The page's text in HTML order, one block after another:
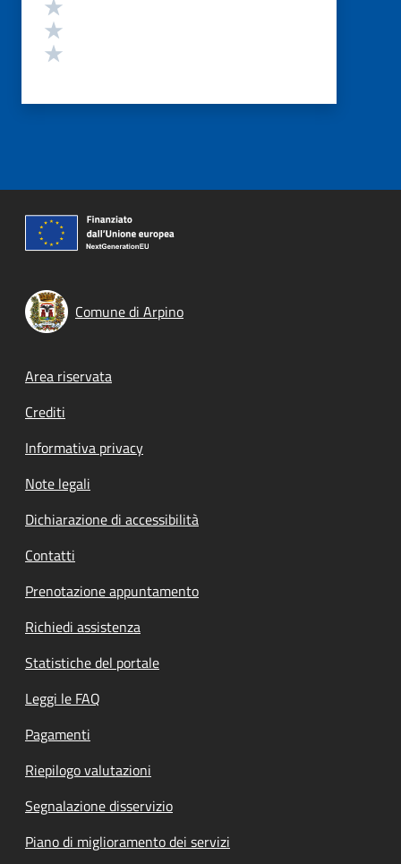
Comune di Arpino
Footer menu
Area riservata
Crediti
Informativa privacy
Note legali
Dichiarazione di accessibilità
Contatti
Prenotazione appuntamento
Richiedi assistenza
Statistiche del portale
Leggi le FAQ
Pagamenti
Riepilogo valutazioni
Segnalazione disservizio
Piano di miglioramento dei servizi